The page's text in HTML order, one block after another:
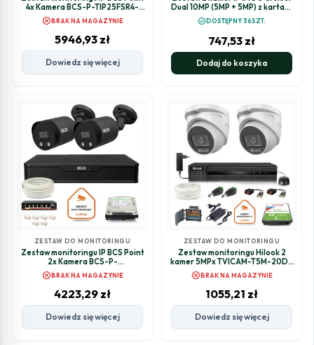
4x Kamera BCS-P-TIP25FSR4-
Ai2 Rejestrator z dyskiem 1TB
cancelBRAK NA MAGAZYNIE
5946,93 zł
Dowiedz się więcej
Dual 10MP (5MP + 5MP) z kartami
pamięci 32GB
check_circleDOSTĘPNY 36SZT.
747,53 zł
Dodaj do koszyka
ZESTAW DO MONITORINGU
Zestaw monitoringu IP BCS Point
2x Kamera BCS-P-
TIP28FWR3L2-Ai2-G
Rejestrator z dyskiem 1TB
cancelBRAK NA MAGAZYNIE
4223,29 zł
Dowiedz się więcej
ZESTAW DO MONITORINGU
Zestaw monitoringu Hilook 2
kamer 5MPx TVICAM-T5M-20DL
z dyskiem 2TB
cancelBRAK NA MAGAZYNIE
1055,21 zł
Dowiedz się więcej